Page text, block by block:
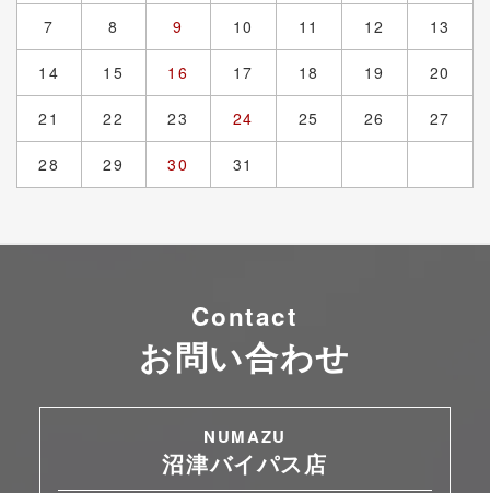
7 8 9 10 11 12 13
14 15 16 17 18 19 20
21 22 23 24 25 26 27
28 29 30 31
Contact
お問い合わせ
NUMAZU
沼津バイパス店